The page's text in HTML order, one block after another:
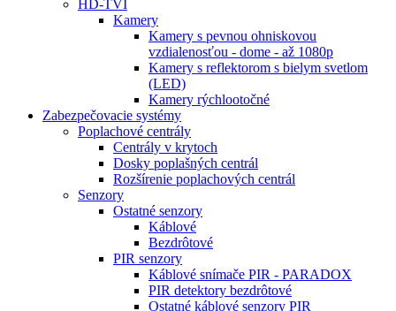
HD-TVI
Kamery
Kamery s pevnou ohniskovou
vzdialenosťou - dome - až 1080p
Kamery s reflektorom s bielym svetlom
(LED)
Kamery rýchlootočné
Zabezpečovacie systémy
Poplachové centrály
Centrály v krytoch
Dosky poplašných centrál
Rozšírenie poplachových centrál
Senzory
Ostatné senzory
Káblové
Bezdrôtové
PIR senzory
Káblové snímače PIR - PARADOX
PIR detektory bezdrôtové
Ostatné káblové senzory PIR